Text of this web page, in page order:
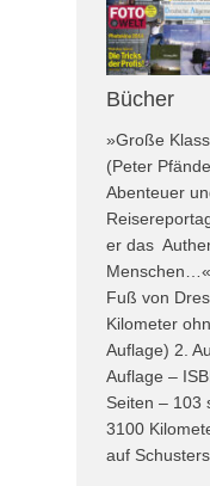
Bücher
»Große
(Peter
Abenteuer
er das
Fuß von
Kilometer
Auflage) 2.
Auflage –
Seiten – 103
3100
auf